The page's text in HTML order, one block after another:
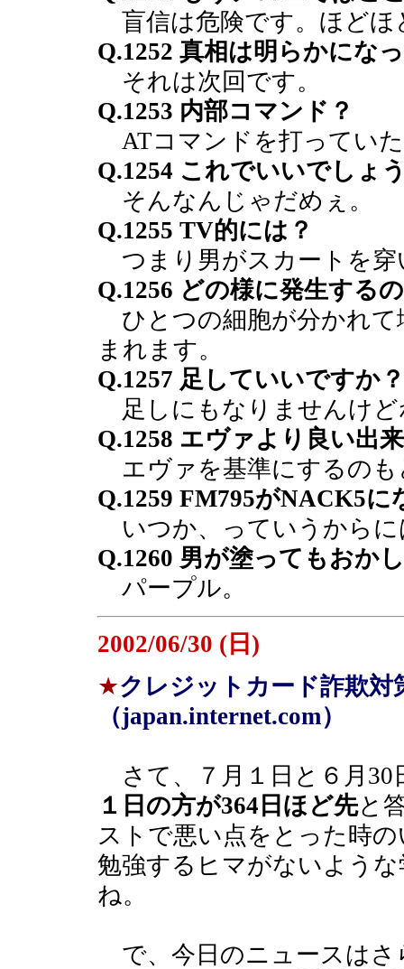
盲信は危険です。ほどほ
Q.1252 真相は明らかにな
それは次回です。
Q.1253 内部コマンド？
ATコマンドを打ってい
Q.1254 これでいいでしょ
そんなんじゃだめぇ。
Q.1255 TV的には？
つまり男がスカートを穿
Q.1256 どの様に発生する
ひとつの細胞が分かれて
まれます。
Q.1257 足していいですか？
足しにもなりませんけど
Q.1258 エヴァより良い出
エヴァを基準にするのも
Q.1259 FM795がNACK5
いつか、っていうからに
Q.1260 男が塗ってもおか
パープル。
2002/06/30 (日)
★クレジットカード詐欺
（japan.internet.com）
さて、７月１日と６月30
１日の方が364日ほど先と
ストで悪い点をとった時
勉強するヒマがないよう
ね。
で、今日のニュースはさ